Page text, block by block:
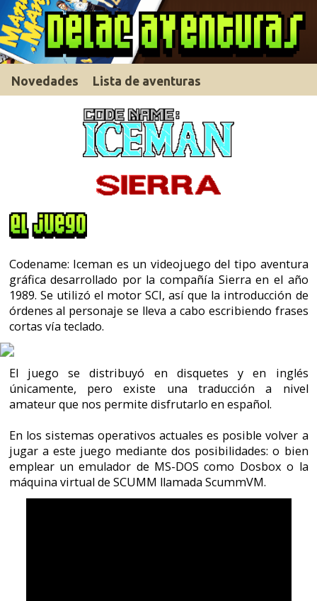
Novedades Lista de aventuras
Codename: Iceman es un videojuego del tipo aventura
gráfica desarrollado por la compañía Sierra en el año
1989. Se utilizó el motor SCI, así que la introducción de
cortas vía teclado.
El juego se distribuyó en disquetes y en inglés
únicamente, pero existe una traducción a nivel
amateur que nos permite disfrutarlo en español.
En los sistemas operativos actuales es posible volver a
jugar a este juego mediante dos posibilidades: o bien
emplear un emulador de MS-DOS como Dosbox o la
máquina virtual de SCUMM llamada ScummVM.